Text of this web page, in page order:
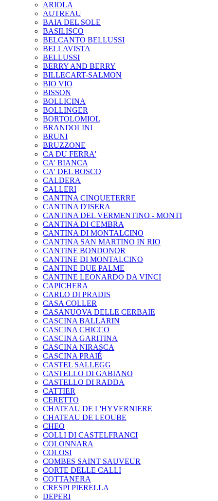
ARIOLA
AUTREAU
BAIA DEL SOLE
BASILISCO
BELCANTO BELLUSSI
BELLAVISTA
BELLUSSI
BERRY AND BERRY
BILLECART-SALMON
BIO VIO
BISSON
BOLLICINA
BOLLINGER
BORTOLOMIOL
BRANDOLINI
BRUNI
BRUZZONE
CA DU FERRA'
CA' BIANCA
CA' DEL BOSCO
CALDERA
CALLERI
CANTINA CINQUETERRE
CANTINA D'ISERA
CANTINA DEL VERMENTINO - MONTI
CANTINA DI CEMBRA
CANTINA DI MONTALCINO
CANTINA SAN MARTINO IN RIO
CANTINE BONDONOR
CANTINE DI MONTALCINO
CANTINE DUE PALME
CANTINE LEONARDO DA VINCI
CAPICHERA
CARLO DI PRADIS
CASA COLLER
CASANUOVA DELLE CERBAIE
CASCINA BALLARIN
CASCINA CHICCO
CASCINA GARITINA
CASCINA NIRASCA
CASCINA PRAIÉ
CASTEL SALLEGG
CASTELLO DI GABIANO
CASTELLO DI RADDA
CATTIER
CERETTO
CHATEAU DE L'HYVERNIERE
CHATEAU DE LEOUBE
CHEO
COLLI DI CASTELFRANCI
COLONNARA
COLOSI
COMBES SAINT SAUVEUR
CORTE DELLE CALLI
COTTANERA
CRESPI PIERELLA
DEPERI